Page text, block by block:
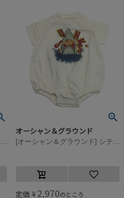
オーシャン＆グラウンド
定価 ¥ 2,970のところ